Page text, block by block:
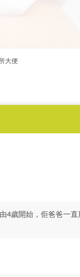
大便
歲開始，佢爸爸一